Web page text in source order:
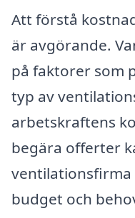
Att förstå
är avgörande.
på faktorer som
typ av
arbetskraftens
begära offerter
ventilationsfirma
budget och